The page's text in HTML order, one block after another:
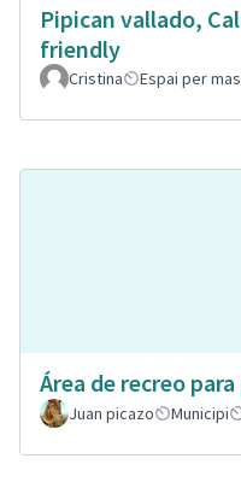
Pipican vallado,
friendly
Cristina
Espai per
Área de recreo
Juan picazo
Municipi